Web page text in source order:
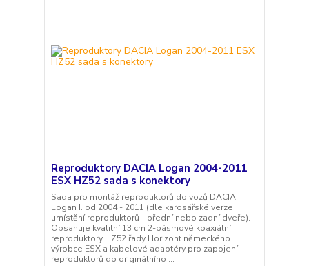
Reproduktory DACIA Logan 2004-2011
ESX HZ52 sada s konektory
Sada pro montáž reproduktorů do vozů DACIA
Logan I. od 2004 - 2011 (dle karosářské verze
umístění reproduktorů - přední nebo zadní dveře).
Obsahuje kvalitní 13 cm 2-pásmové koaxiální
reproduktory HZ52 řady Horizont německého
výrobce ESX a kabelové adaptéry pro zapojení
reproduktorů do originálního ...